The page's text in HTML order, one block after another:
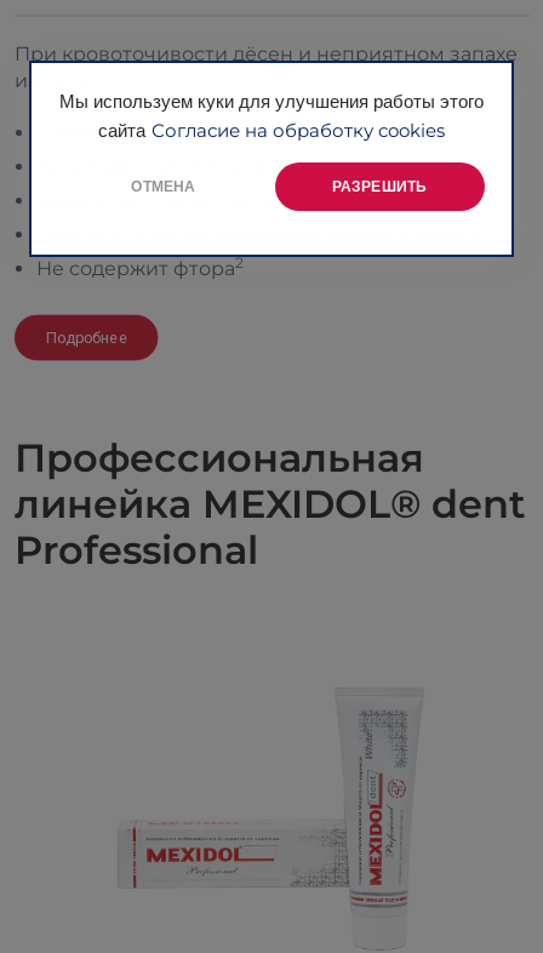
Мы используем куки для улучшения работы этого
сайта Согласие на обработку cookies
ОТМЕНА РАЗРЕШИТЬ
При кровоточивости дёсен и неприятном запахе
изо рта:
Снижает воспаление1
Защищает зубную эмаль от бактерий4
Уменьшает кровоточивость и воспаление
Не содержит фтора2
Подробнее
Профессиональная
линейка MEXIDOL® dent
Professional